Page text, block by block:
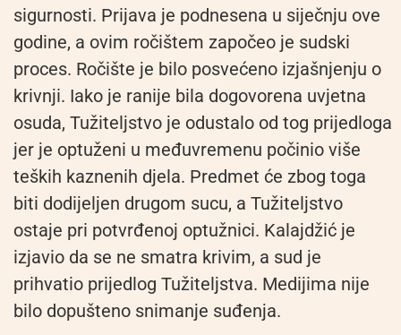
sigurnosti. Prijava je podnesena u siječnju ove
godine, a ovim ročištem započeo je sudski
proces. Ročište je bilo posvećeno izjašnjenju o
krivnji. Iako je ranije bila dogovorena uvjetna
osuda, Tužiteljstvo je odustalo od tog prijedloga
jer je optuženi u međuvremenu počinio više
teških kaznenih djela. Predmet će zbog toga
biti dodijeljen drugom sucu, a Tužiteljstvo
ostaje pri potvrđenoj optužnici. Kalajdžić je
izjavio da se ne smatra krivim, a sud je
prihvatio prijedlog Tužiteljstva. Medijima nije
bilo dopušteno snimanje suđenja.